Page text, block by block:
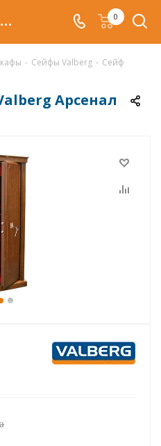
Оружейный сейф Valberg Арсенал Д, сейф Арсенал Д купить со скидкой по выгодной цене в интернет-магазине ValbergSafe.ru 0
- Сейфы Valberg - Сейф
Арсенал